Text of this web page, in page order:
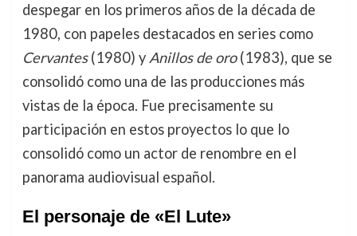
despegar en los primeros años de la década de
1980, con papeles destacados en series como
Cervantes(1980) y Anillos de oro(1983), que se
consolidó como una de las producciones más
vistas de la época. Fue precisamente su
participación en estos proyectos lo que lo
consolidó como un actor de renombre en el
panorama audiovisual español.
El personaje de «El Lute»